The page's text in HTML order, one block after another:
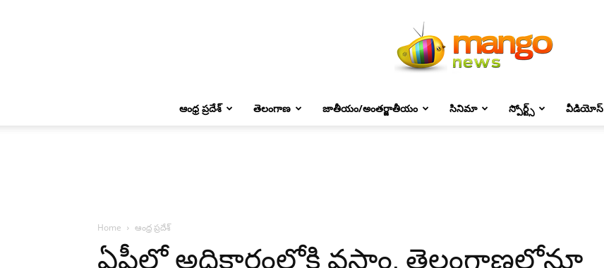
ఆంధ్ర ప్రదేశ్ తెలంగాణ జాతీయం/అంతర్జాతీయం సినిమా స్పోర్ట్స్ వీడియోస్
Home ఆంధ్ర ప్రదేశ్
ఏపీలో అధికారంలోకి వస్తాం, తెలంగాణలోనూ